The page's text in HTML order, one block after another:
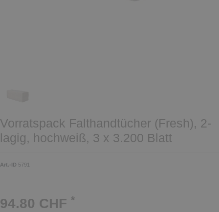
Vorratspack Falthandtücher (Fresh), 2-
lagig, hochweiß, 3 x 3.200 Blatt
Art.-ID 5791
94.80 CHF *